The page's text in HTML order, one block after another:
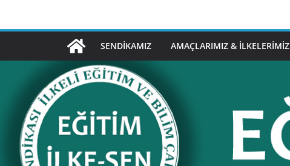
SENDIKAMIZ AMAÇLARIMIZ & İLKELERIMIZ